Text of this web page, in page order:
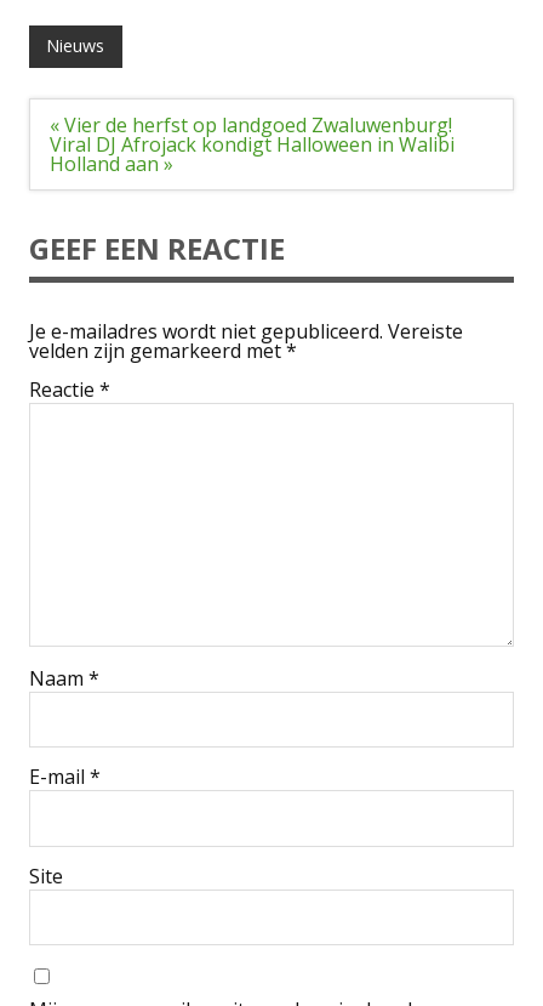
Nieuws
Bericht
navigatie
« Vier de herfst op landgoed Zwaluwenburg!
Viral DJ Afrojack kondigt Halloween in Walibi
Holland aan »
GEEF EEN REACTIE
Je e-mailadres wordt niet gepubliceerd. Vereiste
velden zijn gemarkeerd met*
Reactie *
Naam *
E-mail *
Site